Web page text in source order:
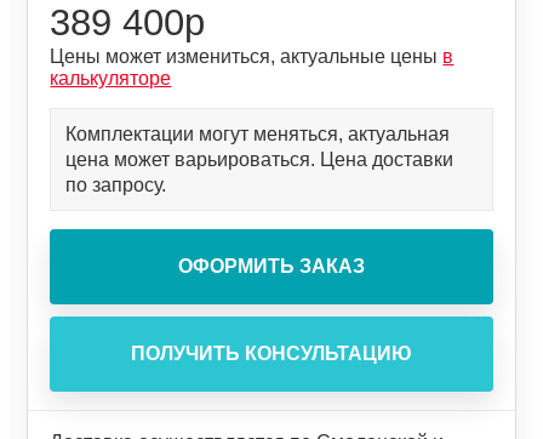
389 400р
Цены может измениться, актуальные цены в
калькуляторе
Комплектации могут меняться, актуальная
цена может варьироваться. Цена доставки
по запросу.